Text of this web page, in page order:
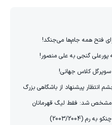
فتح همه جام‌ها می‌جنگد!
گنجی به علی منصور!
انتظار پیشنهاد از باشگاهی بزرگ
مشخص شد: فقط لیگ قهرمانان
رم (2003/2004)